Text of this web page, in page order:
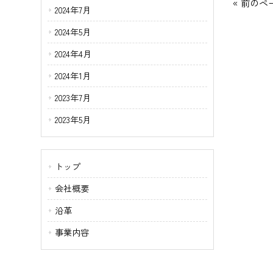
2024年7月
2024年5月
2024年4月
2024年1月
2023年7月
2023年5月
トップ
会社概要
沿革
事業内容